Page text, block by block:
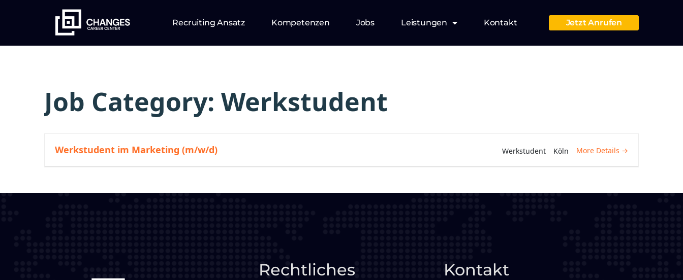
Recruiting Ansatz Kompetenzen Jobs Leistungen Kontakt Jetzt Anrufen
Job Category: Werkstudent
Werkstudent im Marketing (m/w/d) Werkstudent Köln More Details
Rechtliches Kontakt